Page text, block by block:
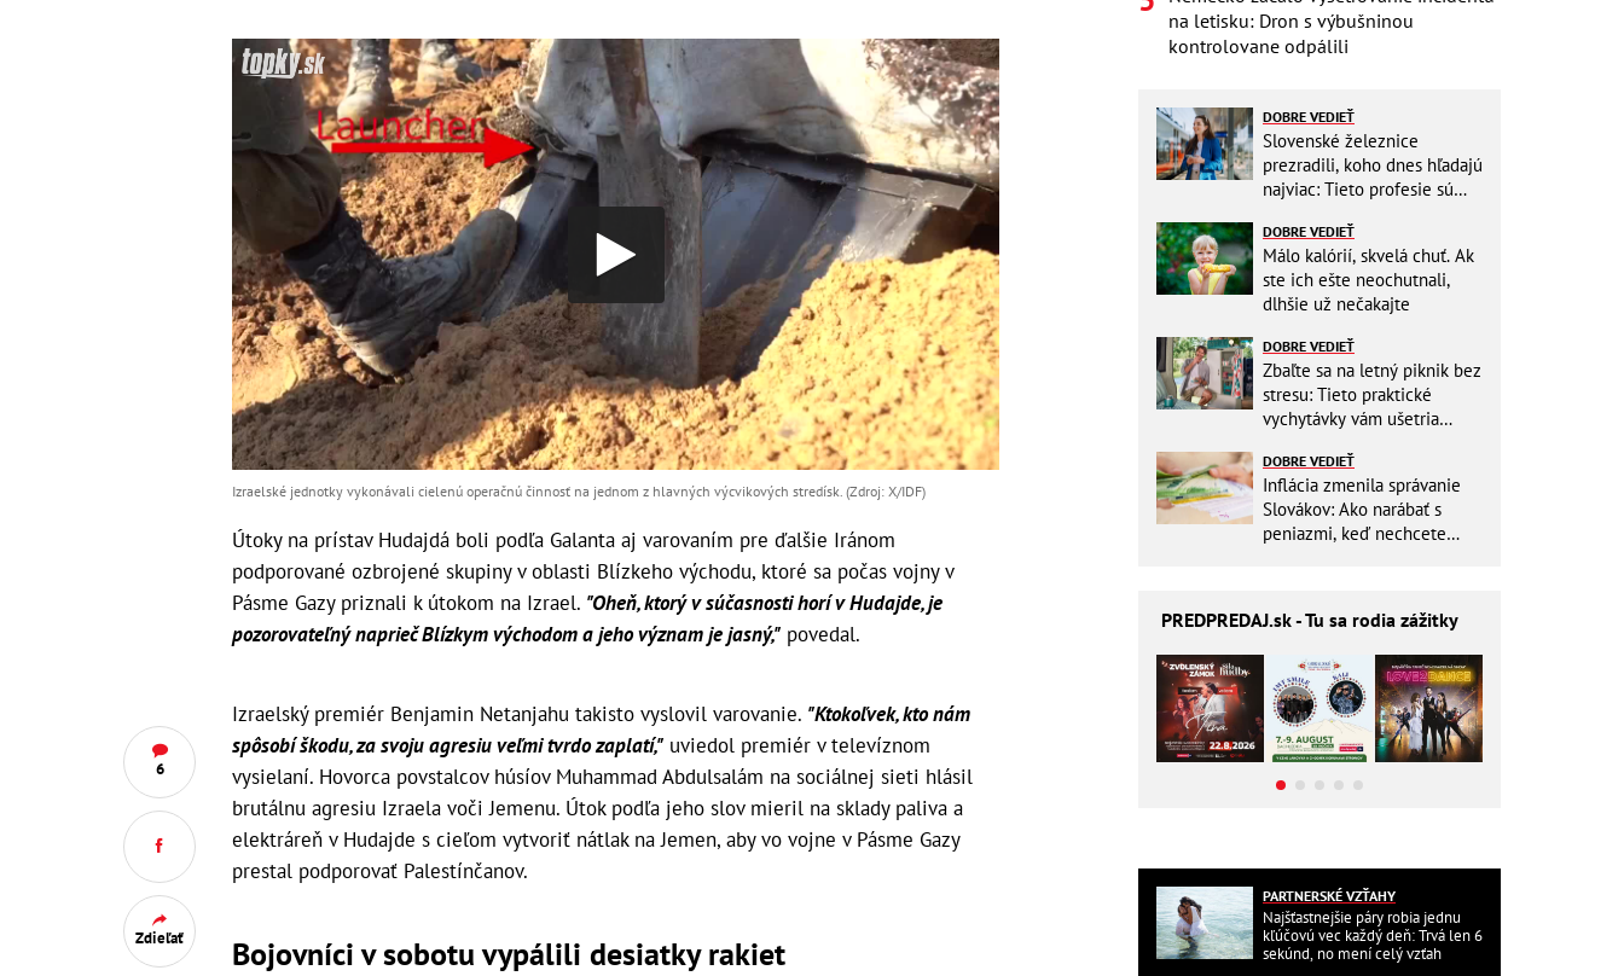
6
Zdieľať
Izraelské jednotky vykonávali cielenú operačnú činnosť na jednom z hlavných výcvikových stredísk. (Zdroj: X/IDF)
Útoky na prístav Hudajdá boli podľa Galanta aj varovaním pre ďalšie Iránom
podporované ozbrojené skupiny v oblasti Blízkeho východu, ktoré sa počas vojny v
Pásme Gazy priznali k útokom na Izrael. "Oheň, ktorý v súčasnosti horí v Hudajde, je
pozorovateľný naprieč Blízkym východom a jeho význam je jasný," povedal.
Izraelský premiér Benjamin Netanjahu takisto vyslovil varovanie. "Ktokoľvek, kto nám
spôsobí škodu, za svoju agresiu veľmi tvrdo zaplatí," uviedol premiér v televíznom
vysielaní. Hovorca povstalcov húsíov Muhammad Abdulsalám na sociálnej sieti hlásil
brutálnu agresiu Izraela voči Jemenu. Útok podľa jeho slov mieril na sklady paliva a
elektráreň v Hudajde s cieľom vytvoriť nátlak na Jemen, aby vo vojne v Pásme Gazy
prestal podporovať Palestínčanov.
Bojovníci v sobotu vypálili desiatky rakiet
na letisku: Dron s výbušninou
kontrolovane odpálili
DOBRE VEDIEŤ
Slovenské železnice
prezradili, koho dnes hľadajú
najviac: Tieto profesie sú
DOBRE VEDIEŤ
Málo kalórií, skvelá chuť. Ak
ste ich ešte neochutnali,
dlhšie už nečakajte
DOBRE VEDIEŤ
Zbaľte sa na letný piknik bez
stresu: Tieto praktické
vychytávky vám ušetria
DOBRE VEDIEŤ
Inflácia zmenila správanie
Slovákov: Ako narábať s
peniazmi, keď nechcete
PREDPREDAJ.sk - Tu sa rodia zážitky
PARTNERSKÉ VZŤAHY
Najšťastnejšie páry robia jednu
kľúčovú vec každý deň: Trvá len 6
sekúnd, no mení celý vzťah